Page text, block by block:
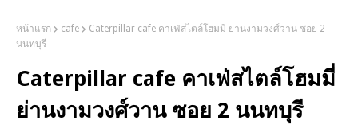
หน้าแรก cafe
Caterpillar cafe คาเฟ่สไตล์โฮมมี่ ย่านงามวงศ์วาน ซอย 2
นนทบุรี
Caterpillar cafe คาเฟ่สไตล์โฮมมี่
ย่านงามวงศ์วาน ซอย 2 นนทบุรี